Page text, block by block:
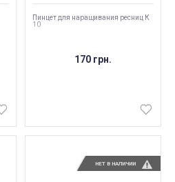
Пинцет для наращивания ресниц К
10
170 грн.
НЕТ В НАЛИЧИИ